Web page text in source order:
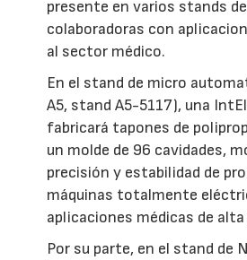
presente en varios stands
colaboradoras con
al sector médico.
En el stand de micro
A5, stand A5-5117), una
fabricará tapones de
un molde de 96 cavidades,
precisión y estabilidad de
máquinas totalmente
aplicaciones médicas de
Por su parte, en el stand de